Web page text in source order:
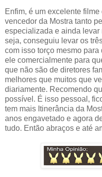
Enfim, é um excelente
vencedor da Mostra tanto
especializada e ainda
seja, conseguiu levar os
com isso torço mesmo
ele comercialmente para
que não são de diretores
melhores que muitos que
diariamente. Recomendo
possível. É isso pessoal,
tem mais Itinerância da
anos engavetado e agora
tudo. Então abraços e até